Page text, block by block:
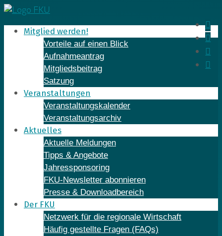
Skip
to
contentMitglied werden!
Vorteile auf einen Blick
Aufnahmeantrag
Mitgliedsbeitrag
Satzung
Veranstaltungen
Veranstaltungskalender
Veranstaltungsarchiv
Aktuelles
Aktuelle Meldungen
Tipps & Angebote
Jahressponsoring
FKU-Newsletter abonnieren
Presse & Downloadbereich
Der FKU
Netzwerk für die regionale Wirtschaft
Häufig gestellte Fragen (FAQs)